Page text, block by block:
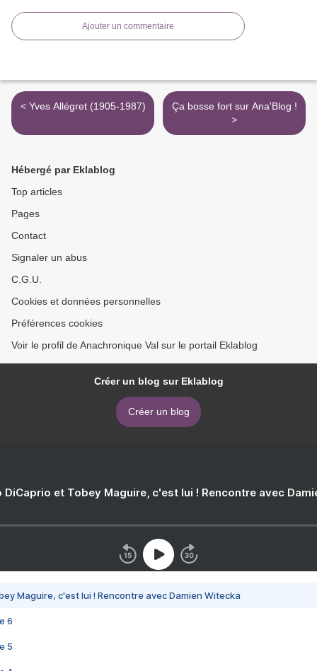
Ajouter un commentaire
< Yves Allégret (1905-1987)
Ça bosse fort sur Ana'Blog !
>
Hébergé par Eklablog
Top articles
Pages
Contact
Signaler un abus
C.G.U.
Cookies et données personnelles
Préférences cookies
Voir le profil de Anachronique Val sur le portail Eklablog
Créer un blog sur Eklablog
Créer un blog
DiCaprio et Tobey Maguire, c'est lui ! Rencontre avec
Maguire, c'est lui ! Rencontre avec Damien Witecka
6
5